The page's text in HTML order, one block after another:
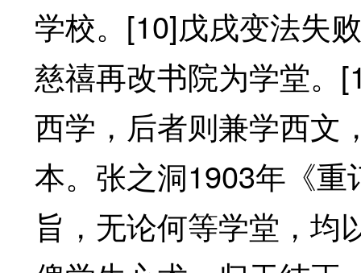
学校。[10]戊戌变法失
慈禧再改书院为学堂。
西学，后者则兼学西文
本。张之洞1903年《重
旨，无论何等学堂，均